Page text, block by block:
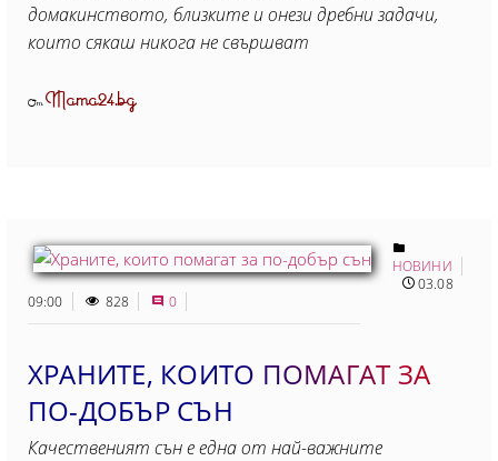
домакинството, близките и онези дребни задачи,
които сякаш никога не свършват
ОтMama24.bg
НОВИНИ
03.08
09:00
828 0
ХРАНИТЕ, КОИТО ПОМАГАТ ЗА
ПО-ДОБЪР СЪН
Качественият сън е една от най-важните